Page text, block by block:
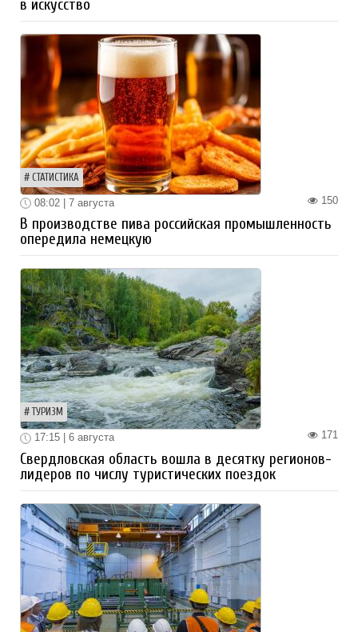
в искусство
СТАТИСТИКА
150
08:02 | 7 августа
В производстве пива российская промышленность
опередила немецкую
ТУРИЗМ
171
17:15 | 6 августа
Свердловская область вошла в десятку регионов-
лидеров по числу туристических поездок